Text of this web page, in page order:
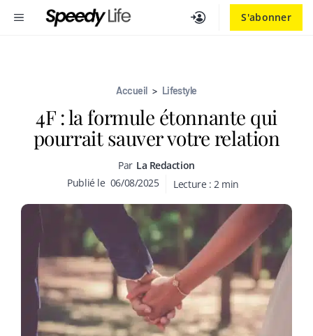
S'abonner
MENU
Accueil > Lifestyle
4F : la formule étonnante qui
pourrait sauver votre relation
Par La Redaction
Publié le 06/08/2025 Lecture : 2 min